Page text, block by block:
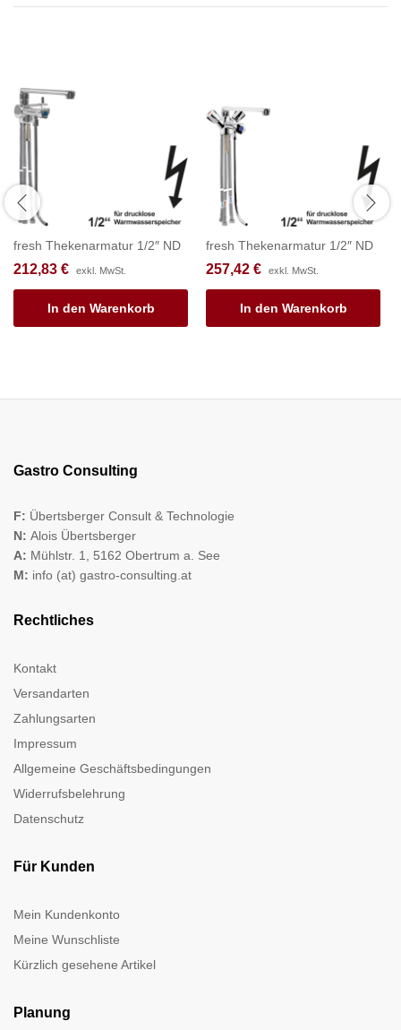
fresh Thekenarmatur 1/2″ ND
212,83 € exkl. MwSt.
In den Warenkorb
fresh Thekenarmatur 1/2″ ND
257,42 € exkl. MwSt.
In den Warenkorb
Gastro Consulting
F: Übertsberger Consult & Technologie
N: Alois Übertsberger
A: Mühlstr. 1, 5162 Obertrum a. See
M: info (at) gastro-consulting.at
Rechtliches
Kontakt
Versandarten
Zahlungsarten
Impressum
Allgemeine Geschäftsbedingungen
Widerrufsbelehrung
Datenschutz
Für Kunden
Mein Kundenkonto
Meine Wunschliste
Kürzlich gesehene Artikel
Planung